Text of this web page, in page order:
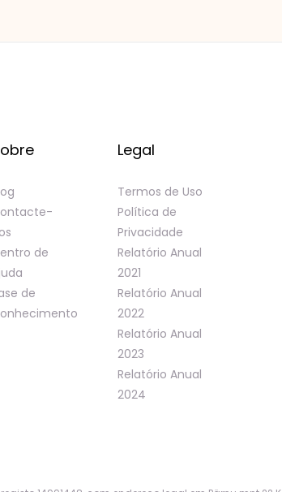
de
de
Legal
Termos de Uso
Política de
Privacidade
Relatório Anual
2021
Relatório Anual
2022
Relatório Anual
2023
Relatório Anual
2024